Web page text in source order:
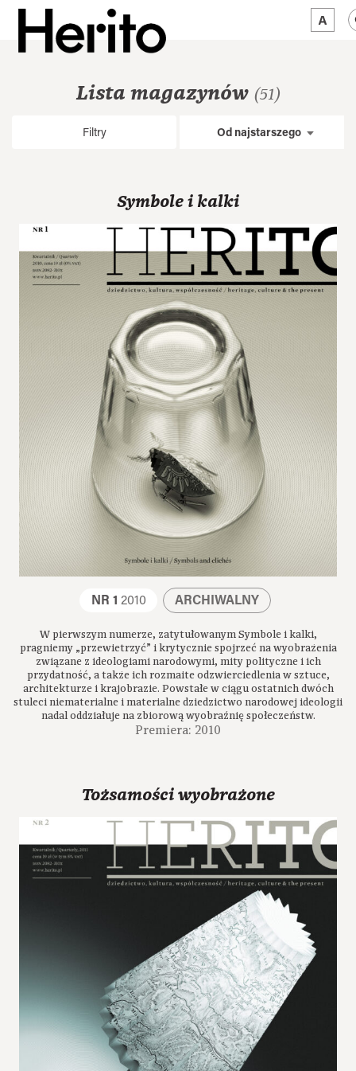
MAMY NA OKULista magazynów (51)
Filtry Od najstarszego
Symbole i kalki
NR 1 2010 ARCHIWALNY
W pierwszym numerze, zatytułowanym Symbole i kalki,
pragniemy „przewietrzyć” i krytycznie spojrzeć na wyobrażenia
związane z ideologiami narodowymi, mity polityczne i ich
przydatność, a także ich rozmaite odzwierciedlenia w sztuce,
architekturze i krajobrazie. Powstałe w ciągu ostatnich dwóch
stuleci niematerialne i materialne dziedzictwo narodowej ideologii
nadal oddziałuje na zbiorową wyobraźnię społeczeństw.
Premiera: 2010
Tożsamości wyobrażone